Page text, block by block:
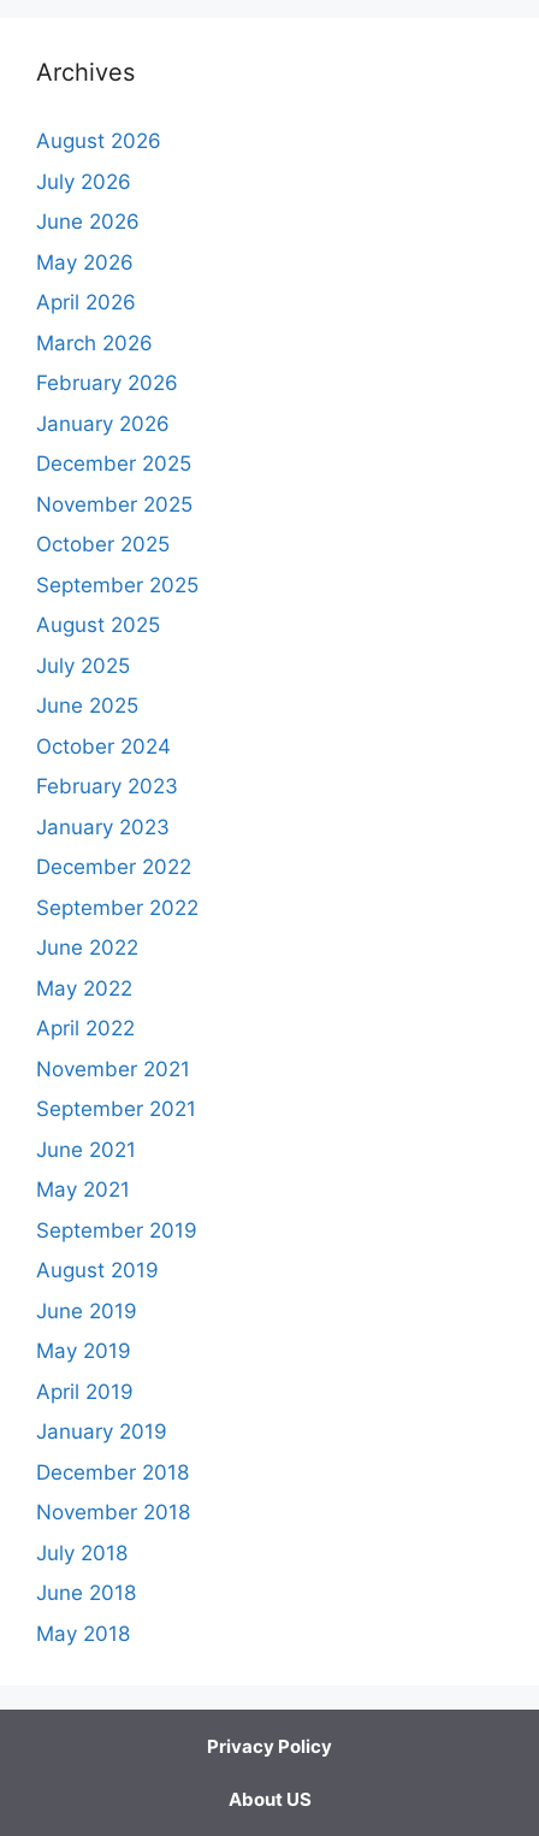
Archives
August 2026
July 2026
June 2026
May 2026
April 2026
March 2026
February 2026
January 2026
December 2025
November 2025
October 2025
September 2025
August 2025
July 2025
June 2025
October 2024
February 2023
January 2023
December 2022
September 2022
June 2022
May 2022
April 2022
November 2021
September 2021
June 2021
May 2021
September 2019
August 2019
June 2019
May 2019
April 2019
January 2019
December 2018
November 2018
July 2018
June 2018
May 2018
Privacy Policy
About US